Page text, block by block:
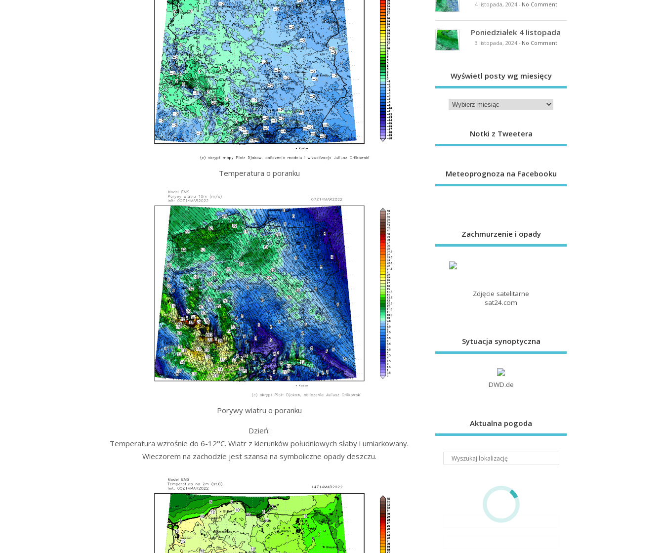
Temperatura o poranku
Porywy wiatru o poranku
Dzień:
Temperatura wzrośnie do 6-12°C. Wiatr z kierunków południowych słaby i umiarkowany.
Wieczorem na zachodzie jest szansa na symboliczne opady deszczu.
4 listopada, 2024- No Comment
Poniedziałek 4 listopada
3 listopada, 2024- No Comment
Wyświetl posty wg miesięcy
Notki z Tweetera
Meteoprognoza na Facebooku
Zachmurzenie i opady
Zdjęcie satelitarne
sat24.com
Sytuacja synoptyczna
DWD.de
Aktualna pogoda